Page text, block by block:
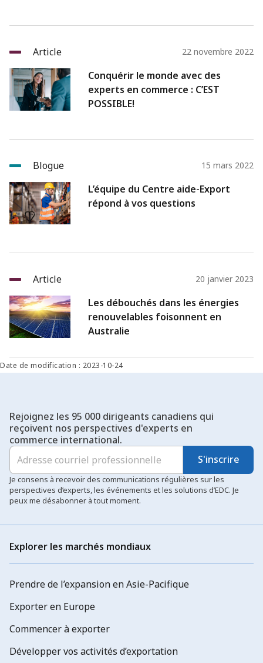
Article 22 novembre 2022
Conquérir le monde avec des
experts en commerce : C’EST
POSSIBLE!
Blogue 15 mars 2022
L’équipe du Centre aide-Export
répond à vos questions
Article 20 janvier 2023
Les débouchés dans les énergies
renouvelables foisonnent en
Australie
Date de modification : 2023-10-24
Rejoignez les 95 000 dirigeants canadiens qui
reçoivent nos perspectives d'experts en
commerce international.
S'inscrire
Je consens à recevoir des communications régulières sur les
perspectives d’experts, les événements et les solutions d’EDC. Je
peux me désabonner à tout moment.
Explorer les marchés mondiaux
Prendre de l’expansion en Asie-Pacifique
Exporter en Europe
Commencer à exporter
Développer vos activités d’exportation